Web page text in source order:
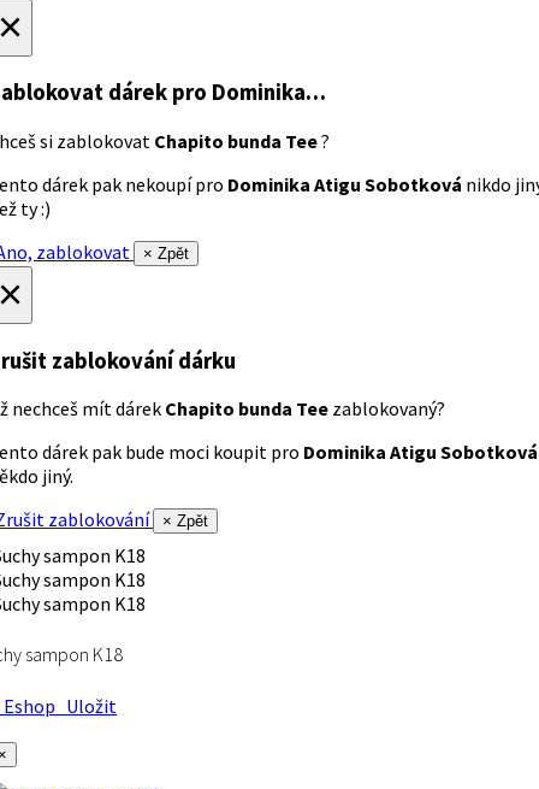
dárek pro Dominika…
si zablokovat Chapito bunda Tee?
dárek pak nekoupí pro Dominika Atigu Sobotková nikdo
ty :)
zablokovat
× Zpět
zablokování dárku
nechceš mít dárek Chapito bunda Tee zablokovaný?
dárek pak bude moci koupit pro Dominika Atigu Sobotková
jiný.
zablokování
× Zpět
sampon K18
Uložit